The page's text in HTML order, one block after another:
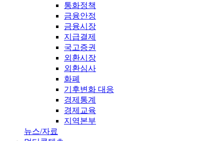
통화정책
금융안정
금융시장
지급결제
국고증권
외환시장
외환심사
화폐
기후변화 대응
경제통계
경제교육
지역본부
뉴스/자료